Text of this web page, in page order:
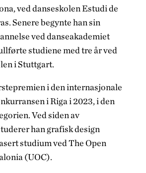
ved danseskolen Estudi de
Senere begynte han sin
ved danseakademiet
studiene med tre år ved
i Stuttgart.
i den internasjonale
i Riga i 2023, i den
Ved siden av
han grafisk design
studium ved The Open
(UOC).